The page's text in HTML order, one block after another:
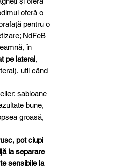
oferă o
pentru o
NdFeB
în
pe lateral,
util când
șabloane
bune,
groasă,
pot ciupi
la separare
sensibile la